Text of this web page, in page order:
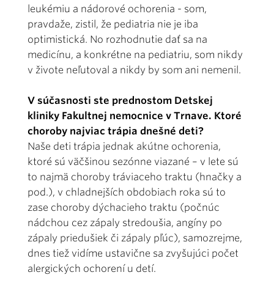
leukémiu a nádorové ochorenia - som,
pravdaže, zistil, že pediatria nie je iba
optimistická. No rozhodnutie dať sa na
medicínu, a konkrétne na pediatriu, som nikdy
v živote neľutoval a nikdy by som ani nemenil.
V súčasnosti ste prednostom Detskej
kliniky Fakultnej nemocnice v Trnave. Ktoré
choroby najviac trápia dnešné deti?
Naše deti trápia jednak akútne ochorenia,
ktoré sú väčšinou sezónne viazané – v lete sú
to najmä choroby tráviaceho traktu (hnačky a
pod.), v chladnejších obdobiach roka sú to
zase choroby dýchacieho traktu (počnúc
nádchou cez zápaly stredoušia, angíny po
zápaly priedušiek či zápaly pľúc), samozrejme,
dnes tiež vidíme ustavične sa zvyšujúci počet
alergických ochorení u detí.